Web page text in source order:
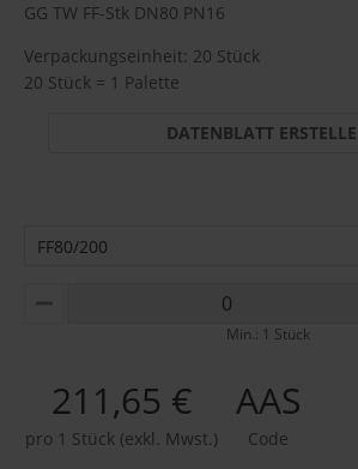
GG TW FF-Stk DN80 PN16
Verpackungseinheit: 20 Stück
20 Stück = 1 Palette
DATENBLATT
FF80/200
MINUS
Min.: 1 Stück
211,65 €
pro 1 Stück (exkl. Mwst.)
AAS
Code